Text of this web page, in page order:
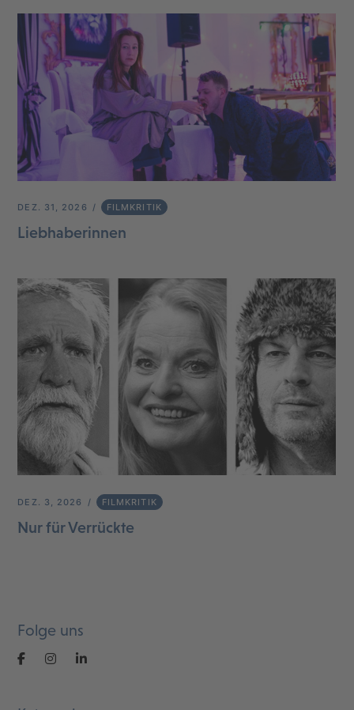
DEZ. 31, 2026 FILMKRITIK
Liebhaberinnen
DEZ. 3, 2026 FILMKRITIK
Nur für Verrückte
Folge uns